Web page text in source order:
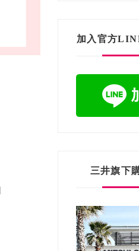
加入官方
三井旗下